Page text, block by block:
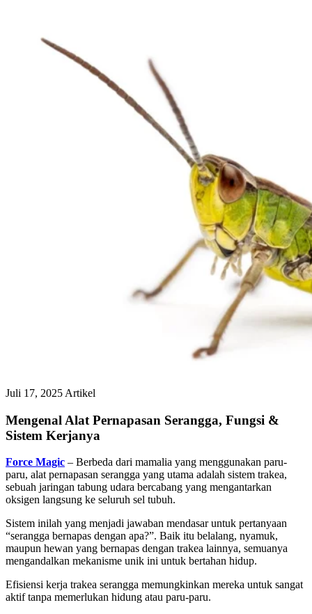
Juli 17, 2025 Artikel
Mengenal Alat Pernapasan Serangga, Fungsi &
Sistem Kerjanya
Force Magic – Berbeda dari mamalia yang menggunakan paru-
paru, alat pernapasan serangga yang utama adalah sistem trakea,
sebuah jaringan tabung udara bercabang yang mengantarkan
oksigen langsung ke seluruh sel tubuh.
Sistem inilah yang menjadi jawaban mendasar untuk pertanyaan
“serangga bernapas dengan apa?”. Baik itu belalang, nyamuk,
maupun hewan yang bernapas dengan trakea lainnya, semuanya
mengandalkan mekanisme unik ini untuk bertahan hidup.
Efisiensi kerja trakea serangga memungkinkan mereka untuk sangat
aktif tanpa memerlukan hidung atau paru-paru.